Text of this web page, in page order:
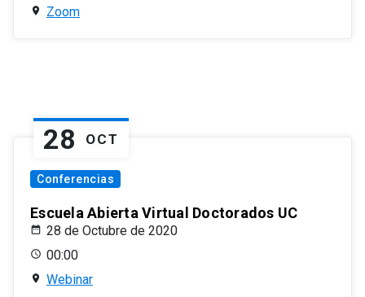
Zoom
28 OCT
Conferencias
Escuela Abierta Virtual Doctorados UC
28 de Octubre de 2020
00:00
Webinar